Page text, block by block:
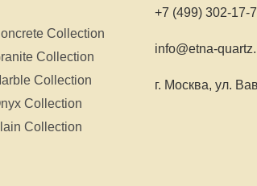
Collection
Collection
Collection
Collection
Collection
+7 (499) 302-17-
info@etna-
г. Москва, ул.